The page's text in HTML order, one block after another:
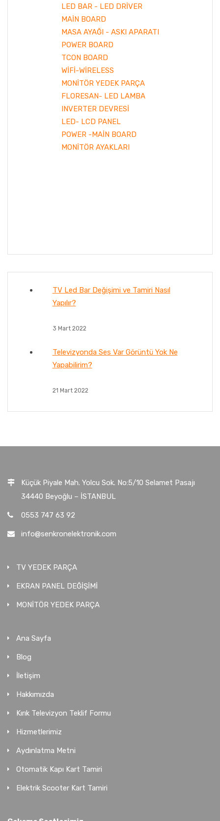
LED BAR - LED DRİVER
MAİN BOARD
MASA AYAĞI - ASKI APARATI
POWER BOARD
TCON BOARD
WİFİ-WİRELESS
MONİTÖR YEDEK PARÇA
FLORESAN- LED LAMBA
INVERTER DEVRESİ
LED- LCD PANEL
POWER -MAİN BOARD
MONİTÖR AYAKLARI
TV Led Bar Değişimi ve Tamiri Nasıl
Yapılır?
3 Mart 2022
Televizyonda Ses Var Görüntü Yok Ne
Yapabilirim?
21 Mart 2022
Küçük Piyale Mah. Yolcu Sok. No:5/10 Selamet Pasajı
34440 Beyoğlu – İSTANBUL
0553 747 63 92
info@senkronelektronik.com
TV YEDEK PARÇA
EKRAN PANEL DEĞİŞİMİ
MONİTÖR YEDEK PARÇA
Ana Sayfa
Blog
İletişim
Hakkımızda
Kırık Televizyon Teklif Formu
Hizmetlerimiz
Aydınlatma Metni
Otomatik Kapı Kart Tamiri
Elektrik Scooter Kart Tamiri